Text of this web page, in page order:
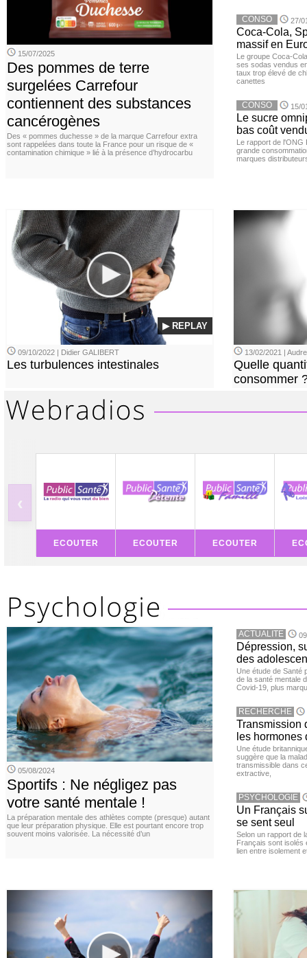
15/07/2025
Des pommes de terre
surgelées Carrefour
contiennent des substances
cancérogènes
Des « pommes duchesse » de la marque Carrefour extra
sont rappelées dans toute la France pour un risque de «
contamination chimique » lié à la présence d’hydrocarbu
CONSO 27/
Coca-Cola,
massif en
Le groupe Coca-
ses sodas vendus
taux trop élevé de
canettes
CONSO 15/
Le sucre
bas coût
Le rapport de l'ONG
grande
marques
▶ REPLAY
09/10/2022 | Didier GALIBERT
Les turbulences intestinales
13/02/2021 |
Quelle
consommer
‹
ECOUTER ECOUTER ECOUTER
05/08/2024
Sportifs : Ne négligez pas
votre santé mentale !
La préparation mentale des athlètes compte (presque) autant
que leur préparation physique. Elle est pourtant encore trop
souvent moins valorisée. La nécessité d’un
ACTUALITE
Dépression,
des
Une étude de Santé
de la santé mentale
Covid-19, plus
RECHERCHE
Transmission
les hormones
Une étude
suggère que la
transmissible dans
extractive,
PSYCHOLOGIE
Un Français
se sent seul
Selon un rapport de
Français sont isolés
lien entre isolement